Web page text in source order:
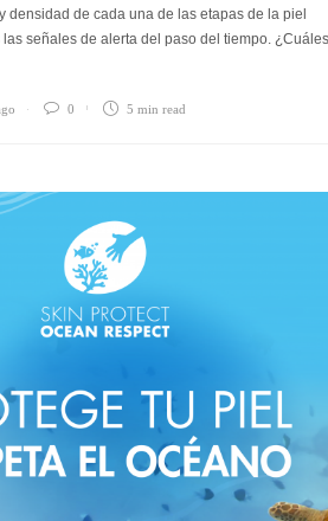
densidad de cada una de las etapas de la piel
señales de alerta del paso del tiempo. ¿Cuáles
0 5 min read